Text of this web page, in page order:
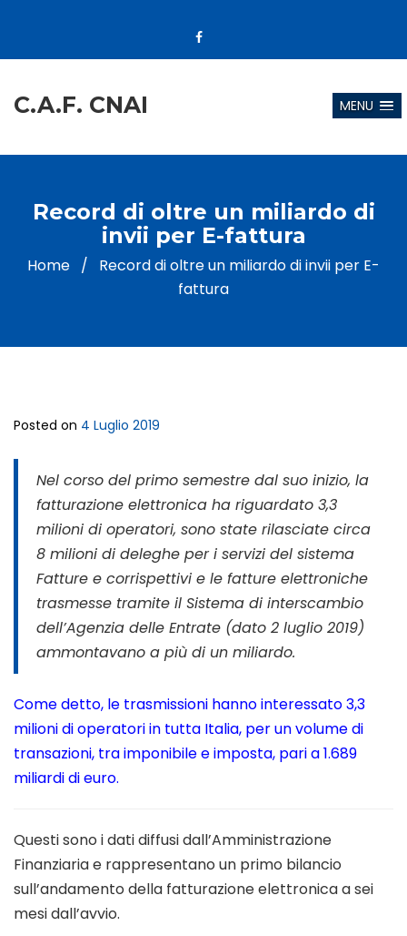
C.A.F. CNAI MENU
Record di oltre un miliardo di
invii per E-fattura
Home / Record di oltre un miliardo di invii per E-
fattura
Posted on 4 Luglio 2019
Nel corso del primo semestre dal suo inizio, la
fatturazione elettronica ha riguardato 3,3
milioni di operatori, sono state rilasciate circa
8 milioni di deleghe per i servizi del sistema
Fatture e corrispettivi e le fatture elettroniche
trasmesse tramite il Sistema di interscambio
dell’Agenzia delle Entrate (dato 2 luglio 2019)
ammontavano a più di un miliardo.
Come detto, le trasmissioni hanno interessato 3,3
milioni di operatori in tutta Italia, per un volume di
transazioni, tra imponibile e imposta, pari a 1.689
miliardi di euro.
Questi sono i dati diffusi dall’Amministrazione
Finanziaria e rappresentano un primo bilancio
sull’andamento della fatturazione elettronica a sei
mesi dall’avvio.